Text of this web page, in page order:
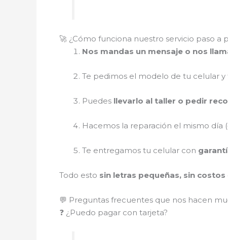
🚀 ¿Cómo funciona nuestro servicio paso a
Nos mandas un mensaje o nos
Te pedimos el modelo de tu celular
Puedes llevarlo al taller o pedir
Hacemos la reparación el mismo día
Te entregamos tu celular con
Todo esto sin letras pequeñas, sin
💬 Preguntas frecuentes que nos hacen
❓ ¿Puedo pagar con tarjeta?